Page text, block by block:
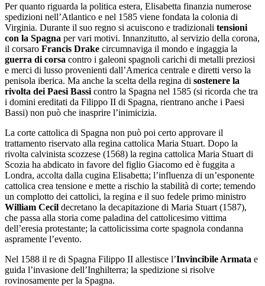
Per quanto riguarda la politica estera, Elisabetta finanzia numerose
spedizioni nell’Atlantico e nel 1585 viene fondata la colonia di
Virginia. Durante il suo regno si acuiscono e tradizionali tensioni
con la Spagna per vari motivi. Innanzitutto, al servizio della corona,
il corsaro Francis Drake circumnaviga il mondo e ingaggia la
guerra di corsa contro i galeoni spagnoli carichi di metalli preziosi
e merci di lusso provenienti dall’America centrale e diretti verso la
penisola iberica. Ma anche la scelta della regina di sostenere la
rivolta dei Paesi Bassi contro la Spagna nel 1585 (si ricorda che tra
i domini ereditati da Filippo II di Spagna, rientrano anche i Paesi
Bassi) non può che inasprire l’inimicizia.
La corte cattolica di Spagna non può poi certo approvare il
trattamento riservato alla regina cattolica Maria Stuart. Dopo la
rivolta calvinista scozzese (1568) la regina cattolica Maria Stuart di
Scozia ha abdicato in favore del figlio Giacomo ed è fuggita a
Londra, accolta dalla cugina Elisabetta; l’influenza di un’esponente
cattolica crea tensione e mette a rischio la stabilità di corte; temendo
un complotto dei cattolici, la regina e il suo fedele primo ministro
William Cecil decretano la decapitazione di Maria Stuart (1587),
che passa alla storia come paladina del cattolicesimo vittima
dell’eresia protestante; la cattolicissima corte spagnola condanna
aspramente l’evento.
Nel 1588 il re di Spagna Filippo II allestisce l’Invincibile Armata e
guida l’invasione dell’Inghilterra; la spedizione si risolve
rovinosamente per la Spagna.